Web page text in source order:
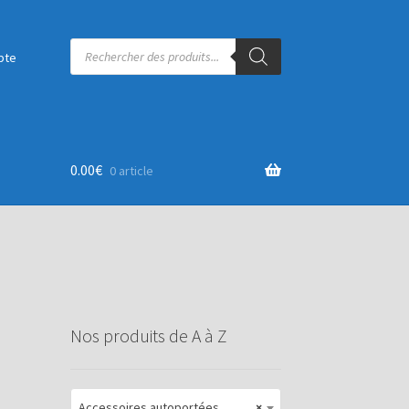
Recherche
produits
0.00€ 0 article
Nos produits de A à Z